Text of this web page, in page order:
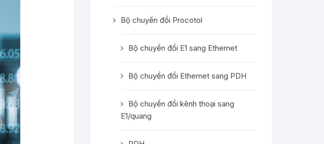
Bộ chuyển đổi Procotol
Bộ chuyển đổi E1 sang Ethernet
Bộ chuyển đổi Ethernet sang PDH
Bộ chuyển đổi kênh thoại sang
E1/quang